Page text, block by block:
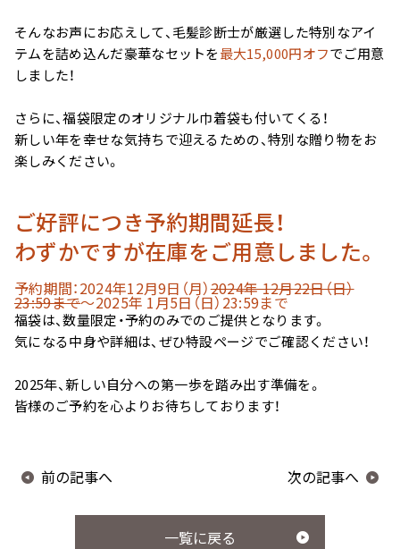
そんなお声にお応えして、毛髪診断士が厳選した特別なアイ
テムを詰め込んだ豪華なセットを最大15,000円オフでご用意
しました！
さらに、福袋限定のオリジナル巾着袋も付いてくる！
新しい年を幸せな気持ちで迎えるための、特別な贈り物をお
楽しみください。
ご好評につき予約期間延長！
わずかですが在庫をご用意しました。
予約期間：2024年12月9日（月）2024年 12月22日（日）
23:59まで〜2025年 1月5日（日）23:59まで
福袋は、数量限定・予約のみでのご提供となります。
気になる中身や詳細は、ぜひ特設ページでご確認ください！
2025年、新しい自分への第一歩を踏み出す準備を。
皆様のご予約を心よりお待ちしております！
前の記事へ
一覧に戻る
次の記事へ